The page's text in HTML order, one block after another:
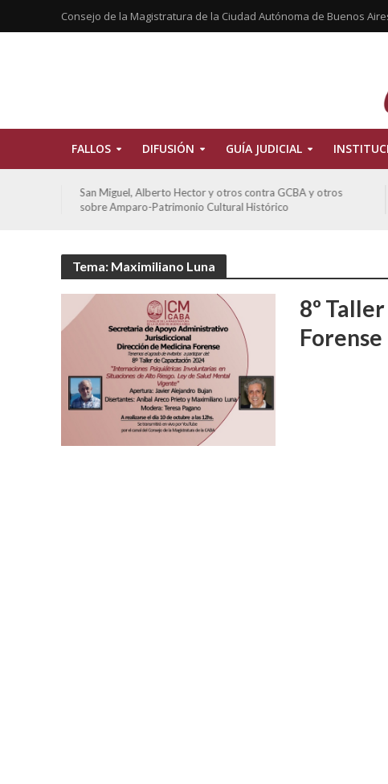
Consejo de la Magistratura de la Ciudad Autónoma de Buenos
FALLOS DIFUSIÓN GUÍA JUDICIAL
San Miguel, Alberto Hector y otros contra GCBA y otros
sobre Amparo-Patrimonio Cultural Histórico
Tema: Maximiliano Luna
8º
Forense